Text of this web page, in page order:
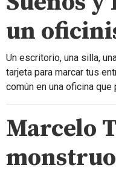
un
Un escritorio, una silla,
tarjeta para marcar tus
común en una oficina
Marcelo
monstruo